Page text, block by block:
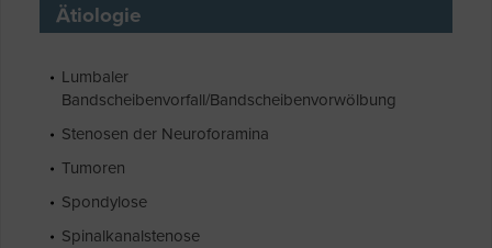
Ätiologie
Lumbaler
Bandscheibenvorfall/Bandscheibenvorwölbung
Stenosen der Neuroforamina
Tumoren
Spondylose
Spinalkanalstenose